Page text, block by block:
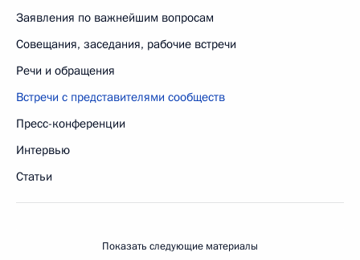
Заявления по важнейшим вопросам
Совещания, заседания, рабочие встречи
Речи и обращения
Встречи с представителями сообществ
Пресс-конференции
Интервью
Статьи
Показать следующие материалы